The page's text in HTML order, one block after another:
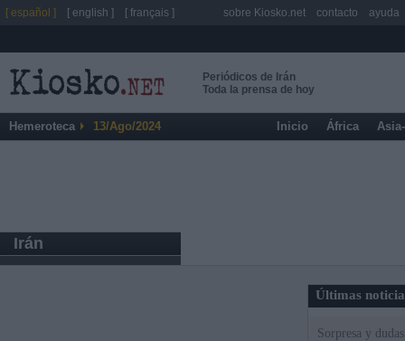
Periódicos de Irán
Toda la prensa de hoy
Hemeroteca 13/Ago/2024 Inicio África
Irán
Últimas
Sorpresa y
[ español ] [ english ] [ français ] sobre Kiosko.net contacto ayuda